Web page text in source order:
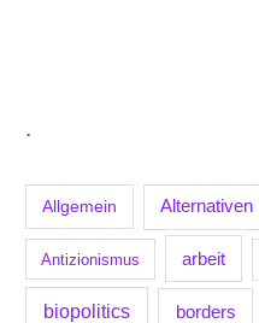
.
Allgemein Alternativen
Antizionismus arbeit
biopolitics borders